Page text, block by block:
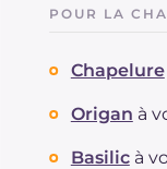
POUR LA
Chapelure
Origan à
Basilic à